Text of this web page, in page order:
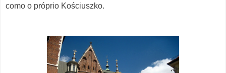
como o próprio Kościuszko.